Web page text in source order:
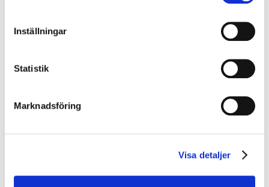
Inställningar
Statistik
Marknadsföring
Visa detaljer
Boka
- 2026-08-18
10 400 kr exkl. moms